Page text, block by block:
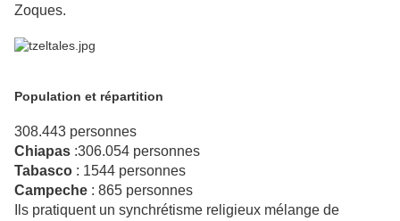
Zoques.
Population et répartition
308.443 personnes
Chiapas :306.054 personnes
Tabasco : 1544 personnes
Campeche : 865 personnes
Ils pratiquent un synchrétisme religieux mélange de